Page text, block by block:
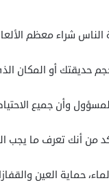
شراء معظم الألعاب
حديقتك أو المكان
وأن جميع
من أنك تعرف ما يجب
حماية العين